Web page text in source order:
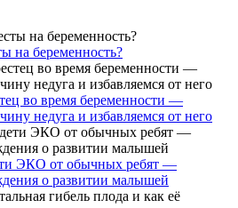
на беременность?
во время беременности —
недуга и избавляемся от него
ЭКО от обычных ребят —
о развитии малышей